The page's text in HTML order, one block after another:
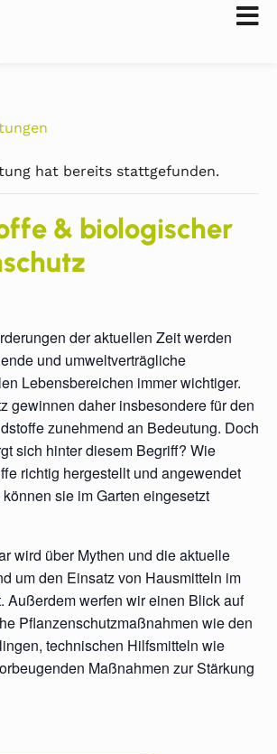
hat bereits stattgefunden.
& biologischer
der aktuellen Zeit werden
und umweltverträgliche
Lebensbereichen immer wichtiger.
gewinnen daher insbesondere für den
zunehmend an Bedeutung. Doch
sich hinter diesem Begriff? Wie
richtig hergestellt und angewendet
sie im Garten eingesetzt
wird über Mythen und die aktuelle
um den Einsatz von Hausmitteln im
Außerdem werfen wir einen Blick auf
Pflanzenschutzmaßnahmen wie den
technischen Hilfsmitteln wie
Maßnahmen zur Stärkung